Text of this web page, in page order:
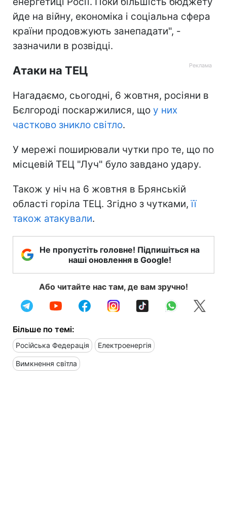
йде на війну, економіка і соціальна сфера
країни продовжують занепадати", -
зазначили в розвідці.
Атаки на ТЕЦ
Нагадаємо, сьогодні, 6 жовтня, росіяни в
Бєлгороді поскаржилися, що у них
частково зникло світло.
У мережі поширювали чутки про те, що по
місцевій ТЕЦ "Луч" було завдано удару.
Також у ніч на 6 жовтня в Брянській
області горіла ТЕЦ. Згідно з чутками,її
також атакували.
Не пропустіть головне! Підпишіться на
наші оновлення в Google!
Або читайте нас там, де вам зручно!
Більше по темі:
Російська Федерація Електроенергія
Вимкнення світла